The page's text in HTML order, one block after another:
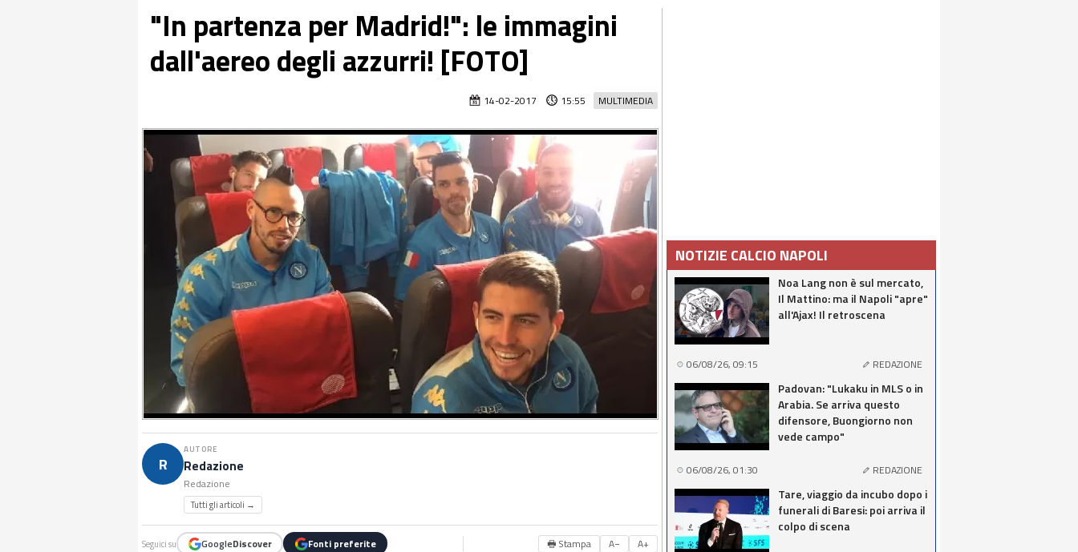
"In partenza per Madrid!": le immagini
dall'aereo degli azzurri! [FOTO]
MULTIMEDIA
14-02-2017 15:55
R
AUTORE
Redazione
Redazione
Tutti gli articoli →
Seguici su GoogleDiscover Fonti preferite 🖶 Stampa A− A+
NOTIZIE CALCIO NAPOLI
Noa Lang non è sul mercato,
Il Mattino: ma il Napoli "apre"
all'Ajax! Il retroscena
06/08/26, 09:15 REDAZIONE
Padovan: "Lukaku in MLS o in
Arabia. Se arriva questo
difensore, Buongiorno non
vede campo"
06/08/26, 01:30 REDAZIONE
Tare, viaggio da incubo dopo i
funerali di Baresi: poi arriva il
colpo di scena